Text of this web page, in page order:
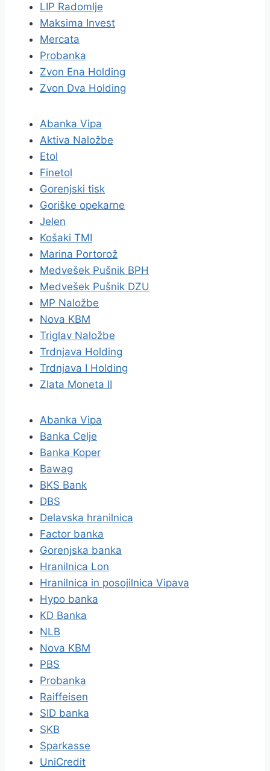
LIP Radomlje
Maksima Invest
Mercata
Probanka
Zvon Ena Holding
Zvon Dva Holding
Abanka Vipa
Aktiva Naložbe
Etol
Finetol
Gorenjski tisk
Goriške opekarne
Jelen
Košaki TMI
Marina Portorož
Medvešek Pušnik BPH
Medvešek Pušnik DZU
MP Naložbe
Nova KBM
Triglav Naložbe
Trdnjava Holding
Trdnjava I Holding
Zlata Moneta II
Abanka Vipa
Banka Celje
Banka Koper
Bawag
BKS Bank
DBS
Delavska hranilnica
Factor banka
Gorenjska banka
Hranilnica Lon
Hranilnica in posojilnica Vipava
Hypo banka
KD Banka
NLB
Nova KBM
PBS
Probanka
Raiffeisen
SID banka
SKB
Sparkasse
UniCredit